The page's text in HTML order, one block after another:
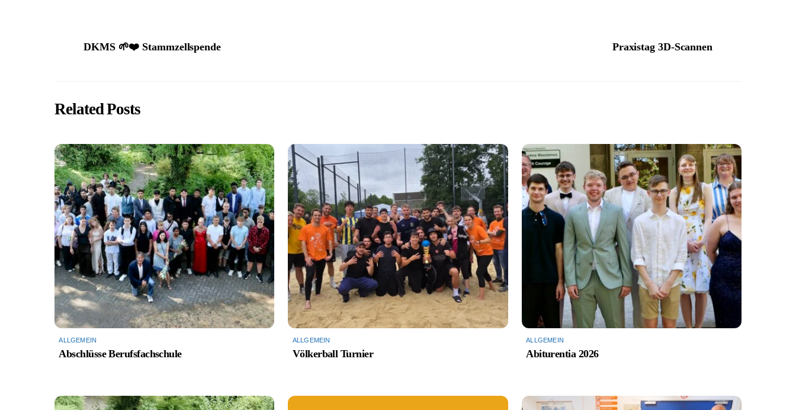
DKMS 🌱❤️ Stammzellspende Praxistag 3D-Scannen
Related Posts
ALLGEMEIN
Abschlüsse Berufsfachschule
ALLGEMEIN
Völkerball Turnier
ALLGEMEIN
Abiturentia 2026